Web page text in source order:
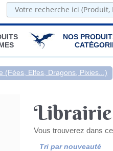
NOS
(Fées, Elfes, Dragons, Pixies...)
Librairie
Vous trouverez dans
Tri par nouveauté